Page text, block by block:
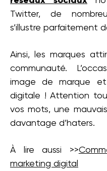
Twitter, de
s’illustre parfaitement
Ainsi, les marques
communauté.
image de marque
digitale ! Attention
vos mots, une
davantage d’haters.
À lire aussi >>
marketing digital